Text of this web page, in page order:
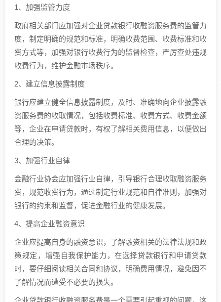
1、加强监管力度
政府相关部门应加强对企业贷款银行收融资服务费的监管力
度，制定明确的规范和标准，明确收费范围、收费标准和收
费方式等，加强对银行收费行为的监督检查，严厉查处违规
收费行为，维护金融市场秩序。
2、建立信息披露制度
银行应建立健全信息披露制度，及时、准确地向企业披露融
资服务费的收取情况，包括收费标准、收费方式、收费金额
等，企业在申请贷款时，有权了解相关费用信息，以便做出
合理的决策。
3、加强行业自律
金融行业协会应加强行业自律，引导银行合理收取融资服务
费，规范收费行为，通过制定行业规范和自律准则，加强对
银行的约束和监督，促进金融行业的健康发展。
4、提高企业融资意识
企业应提高自身的融资意识，了解融资相关的法律法规和政
策规定，增强自我保护能力，在选择贷款银行和申请贷款
时，要仔细阅读相关合同和协议，明确费用情况，避免因不
了解情况而遭受不必要的损失。